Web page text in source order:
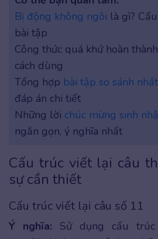
Bị động không ngôi là gì?
bài tập
Công thức quá khứ hoàn
cách dùng
Tổng hợp bài tập so sánh nhất
đáp án chi tiết
Những lời chúc mừng sinh
ngắn gọn, ý nghĩa nhất
Cấu trúc viết lại câu
sự cần thiết
Cấu trúc viết lại câu số 11
Ý nghĩa: Sử dụng cấu trúc